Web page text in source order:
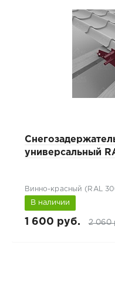
универсальный
Винно-красный (RAL
В наличии
1 600 руб. 2 060